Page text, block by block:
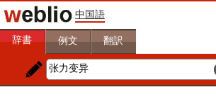
中国語
辞書 例文 翻訳